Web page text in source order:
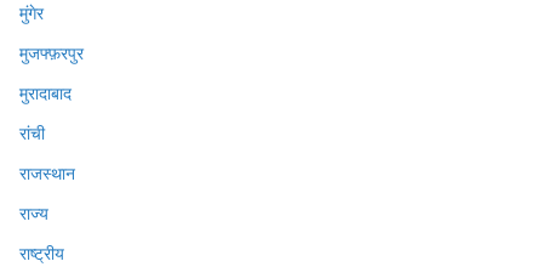
मुंगेर
मुजफ्फ़रपुर
मुरादाबाद
रांची
राजस्थान
राज्य
राष्ट्रीय